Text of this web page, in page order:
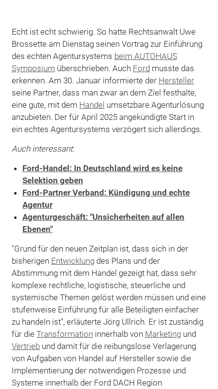
Echt ist echt schwierig. So hatte Rechtsanwalt Uwe
Brossette am Dienstag seinen Vortrag zur Einführung
des echten Agentursystems beim AUTOHAUS
Symposium überschrieben. Auch Ford musste das
erkennen. Am 30. Januar informierte der Hersteller
seine Partner, dass man zwar an dem Ziel festhalte,
eine gute, mit dem Handel umsetzbare Agenturlösung
anzubieten. Der für April 2025 angekündigte Start in
ein echtes Agentursystems verzögert sich allerdings.
Auch interessant:
Ford-Handel: In Deutschland wird es keine
Selektion geben
Ford-Partner Verband: Kündigung und echte
Agentur
Agenturgeschäft: "Unsicherheiten auf allen
Ebenen"
"Grund für den neuen Zeitplan ist, dass sich in der
bisherigen Entwicklungdes Plans und der
Abstimmung mit dem Handel gezeigt hat, dass sehr
komplexe rechtliche, logistische, steuerliche und
systemische Themen gelöst werden müssen und eine
stufenweise Einführung für alle Beteiligten einfacher
zu handeln ist", erläuterte Jörg Ullrich. Er ist zuständig
für die Transformation innerhalb von Marketingund
Vertriebund damit für die reibungslose Verlagerung
von Aufgaben von Handel auf Hersteller sowie die
Implementierung der notwendigen Prozesse und
Systeme innerhalb der Ford DACH Region